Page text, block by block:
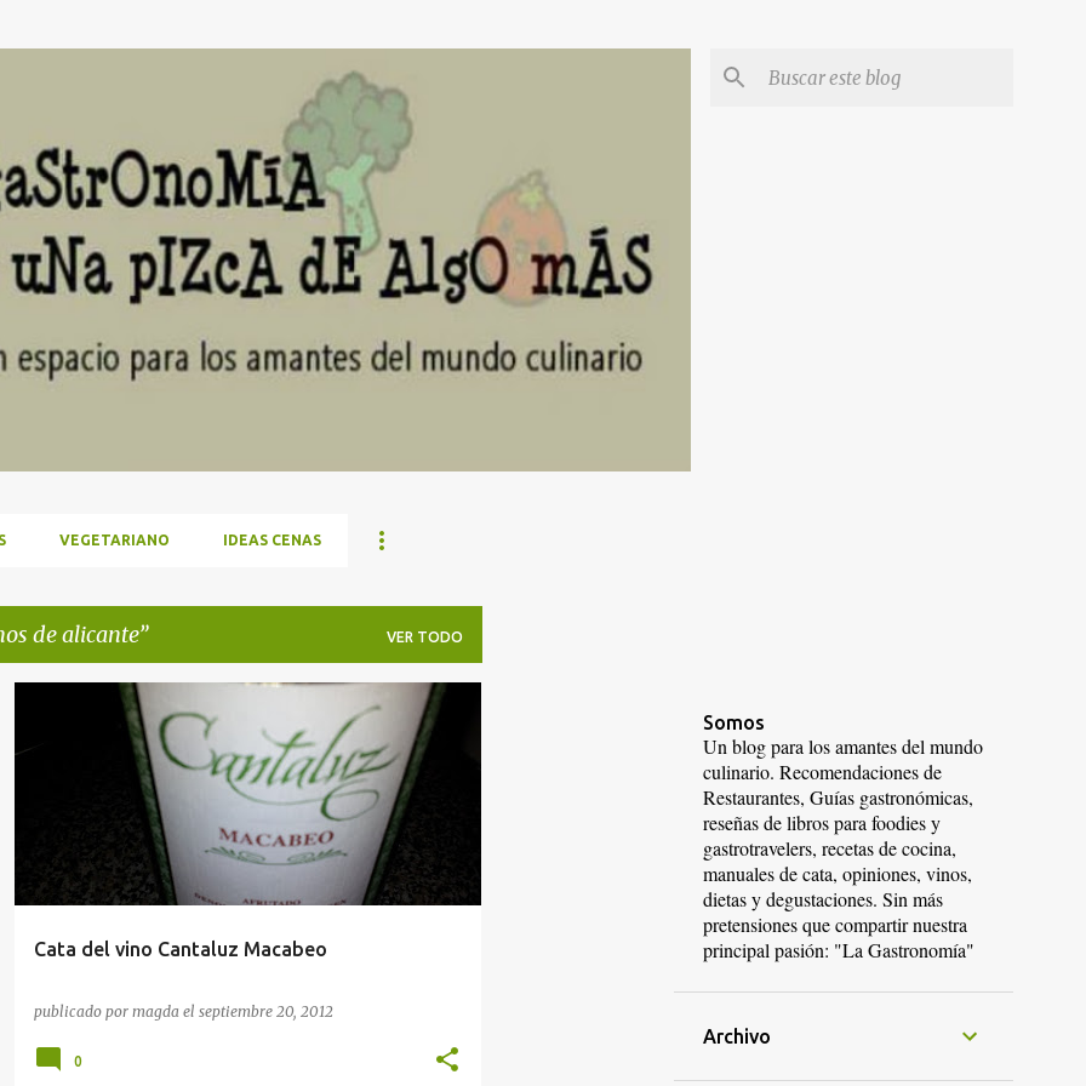
VEGETARIANO IDEAS CENAS
de alicante VER TODO
Cata del vino Cantaluz Macabeo
publicado por magda el septiembre 20, 2012
CATA DE VINOS VINOS DE ALICANTE
0
Somos
Un blog para los amantes del mundo
culinario. Recomendaciones de
Restaurantes, Guías gastronómicas,
reseñas de libros para foodies y
gastrotravelers, recetas de cocina,
manuales de cata, opiniones, vinos,
dietas y degustaciones. Sin más
pretensiones que compartir nuestra
principal pasión: "La Gastronomía"
Archivo